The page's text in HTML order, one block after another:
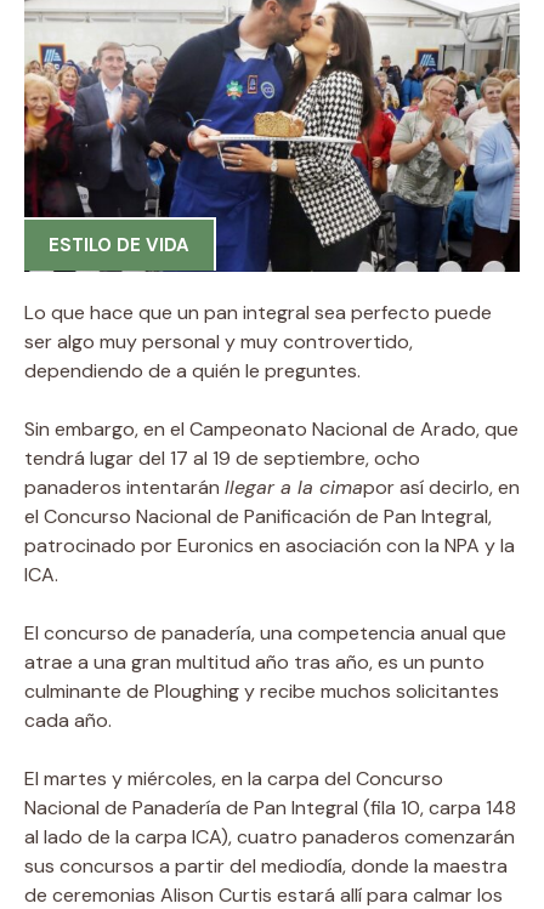
ESTILO DE VIDA
Lo que hace que un pan integral sea perfecto puede
ser algo muy personal y muy controvertido,
dependiendo de a quién le preguntes.
Sin embargo, en el Campeonato Nacional de Arado, que
tendrá lugar del 17 al 19 de septiembre, ocho
panaderos intentarán llegar a la cimapor así decirlo, en
el Concurso Nacional de Panificación de Pan Integral,
patrocinado por Euronics en asociación con la NPA y la
ICA.
El concurso de panadería, una competencia anual que
atrae a una gran multitud año tras año, es un punto
culminante de Ploughing y recibe muchos solicitantes
cada año.
El martes y miércoles, en la carpa del Concurso
Nacional de Panadería de Pan Integral (fila 10, carpa 148
al lado de la carpa ICA), cuatro panaderos comenzarán
sus concursos a partir del mediodía, donde la maestra
de ceremonias Alison Curtis estará allí para calmar los